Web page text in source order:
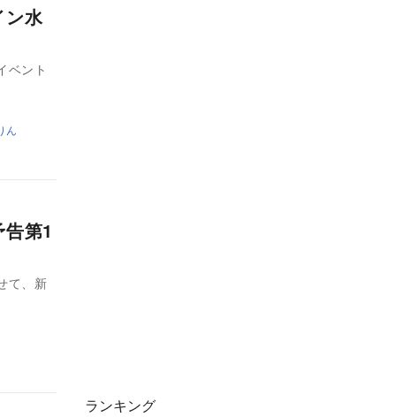
ン水
ベント
ん
第1
て、新
ランキング